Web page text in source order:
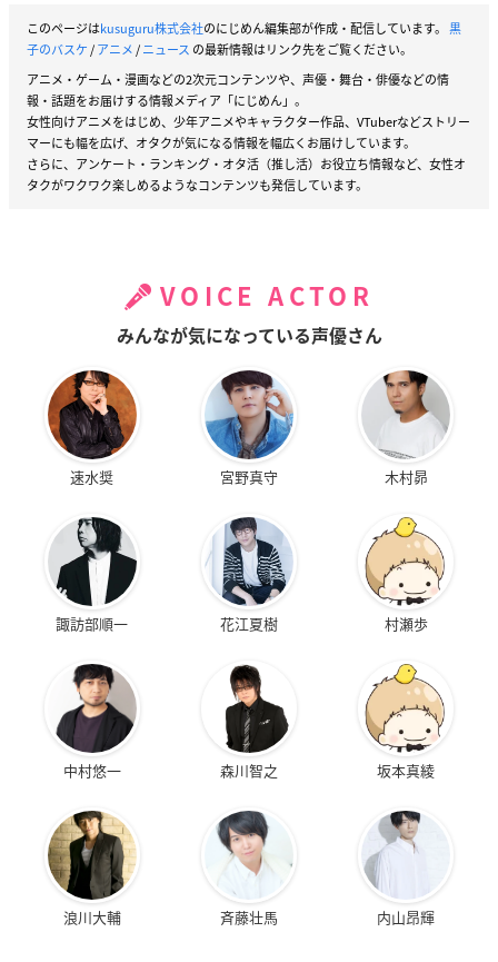
このページはkusuguru株式会社のにじめん編集部が作成・配信しています。 黒
子のバスケ/アニメ/ニュース の最新情報はリンク先をご覧ください。
アニメ・ゲーム・漫画などの2次元コンテンツや、声優・舞台・俳優などの情
報・話題をお届けする情報メディア「にじめん」。
女性向けアニメをはじめ、少年アニメやキャラクター作品、VTuberなどストリー
マーにも幅を広げ、オタクが気になる情報を幅広くお届けしています。
さらに、アンケート・ランキング・オタ活（推し活）お役立ち情報など、女性オ
タクがワクワク楽しめるようなコンテンツも発信しています。
VOICE ACTOR
みんなが気になっている声優さん
速水奨 宮野真守 木村昴
諏訪部順一 花江夏樹 村瀬歩
中村悠一 森川智之 坂本真綾
浪川大輔 斉藤壮馬 内山昂輝